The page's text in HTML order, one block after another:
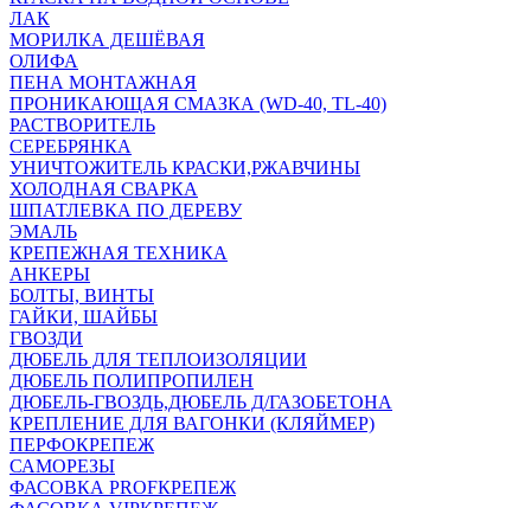
ЛАК
МОРИЛКА ДЕШЁВАЯ
ОЛИФА
ПЕНА МОНТАЖНАЯ
ПРОНИКАЮЩАЯ СМАЗКА (WD-40, TL-40)
РАСТВОРИТЕЛЬ
СЕРЕБРЯНКА
УНИЧТОЖИТЕЛЬ КРАСКИ,РЖАВЧИНЫ
ХОЛОДНАЯ СВАРКА
ШПАТЛЕВКА ПО ДЕРЕВУ
ЭМАЛЬ
КРЕПЕЖНАЯ ТЕХНИКА
АНКЕРЫ
БОЛТЫ, ВИНТЫ
ГАЙКИ, ШАЙБЫ
ГВОЗДИ
ДЮБЕЛЬ ДЛЯ ТЕПЛОИЗОЛЯЦИИ
ДЮБЕЛЬ ПОЛИПРОПИЛЕН
ДЮБЕЛЬ-ГВОЗДЬ,ДЮБЕЛЬ Д/ГАЗОБЕТОНА
КРЕПЛЕНИЕ ДЛЯ ВАГОНКИ (КЛЯЙМЕР)
ПЕРФОКРЕПЕЖ
САМОРЕЗЫ
ФАСОВКА PROFКРЕПЕЖ